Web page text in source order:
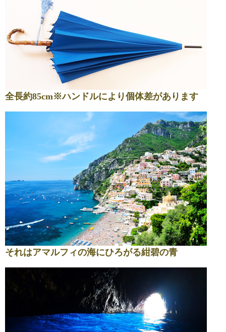
全長約85cm※ハンドルにより個体差があります
それはアマルフィの海にひろがる紺碧の青